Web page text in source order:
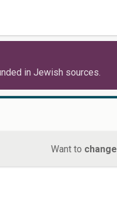
in Jewish sources.
Want to change